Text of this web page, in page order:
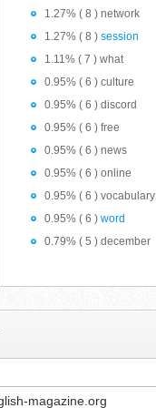
1.27% ( 8 ) network
1.27% ( 8 )session
1.11% ( 7 ) what
0.95% ( 6 ) culture
0.95% ( 6 ) discord
0.95% ( 6 ) free
0.95% ( 6 ) news
0.95% ( 6 ) online
0.95% ( 6 ) vocabulary
0.95% ( 6 )word
0.79% ( 5 ) december